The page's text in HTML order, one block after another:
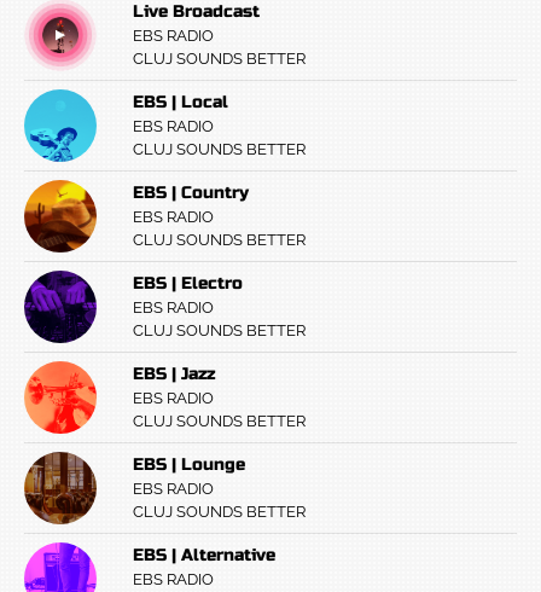
Live Broadcast
EBS RADIO
CLUJ SOUNDS BETTER
EBS | Local
EBS RADIO
CLUJ SOUNDS BETTER
EBS | Country
EBS RADIO
CLUJ SOUNDS BETTER
EBS | Electro
EBS RADIO
CLUJ SOUNDS BETTER
EBS | Jazz
EBS RADIO
CLUJ SOUNDS BETTER
EBS | Lounge
EBS RADIO
CLUJ SOUNDS BETTER
EBS | Alternative
EBS RADIO